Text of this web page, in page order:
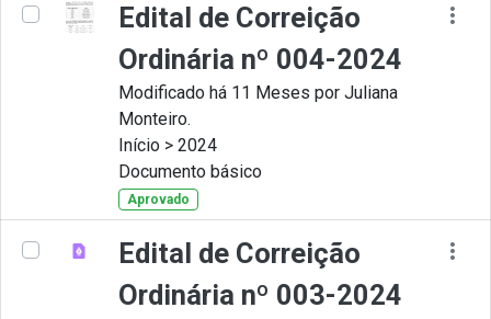
Edital de Correição
Ordinária nº 004-2024
Modificado há 11 Meses por Juliana
Monteiro.
Início > 2024
Documento básico
Aprovado
Edital de Correição
Ordinária nº 003-2024